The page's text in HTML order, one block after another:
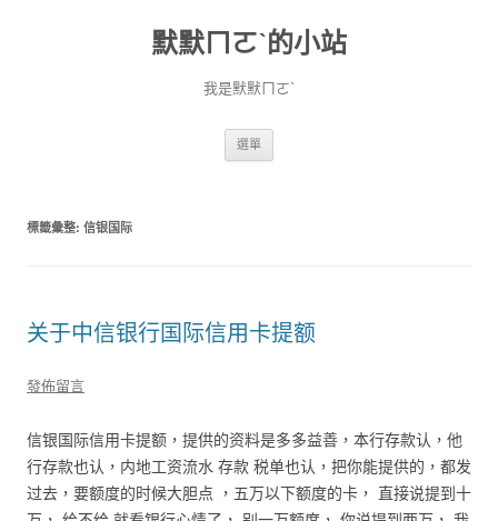
默默ㄇㄛˋ的小站
我是默默ㄇㄛˋ
選單
標籤彙整: 信银国际
关于中信银行国际信用卡提额
發佈留言
信银国际信用卡提额，提供的资料是多多益善，本行存款认，他
行存款也认，内地工资流水 存款 税单也认，把你能提供的，都发
过去，要额度的时候大胆点 ，五万以下额度的卡， 直接说提到十